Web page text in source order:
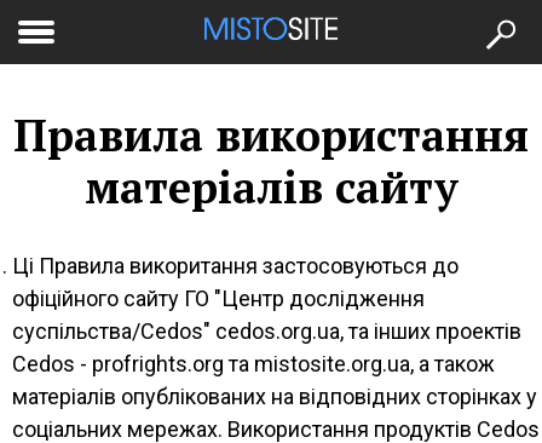
меню
Правила використання
матеріалів сайту
Ці Правила викоритання застосовуються до
офіційного сайту ГО "Центр дослідження
суспільства/Cedos" cedos.org.ua, та інших проектів
Cedos - profrights.org та mistosite.org.ua, а також
матеріалів опублікованих на відповідних сторінках у
соціальних мережах. Використання продуктів Cedos